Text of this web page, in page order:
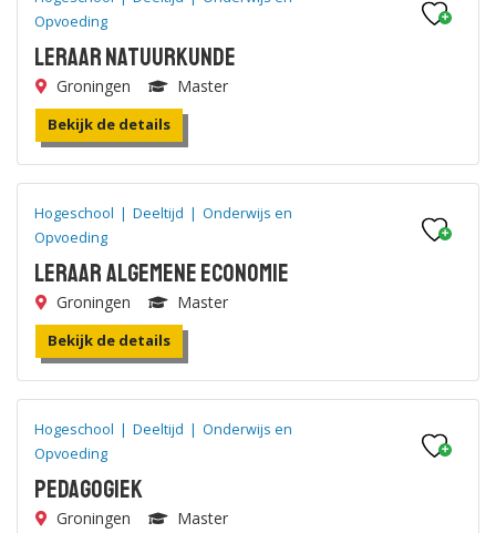
Opvoeding
Leraar Natuurkunde
Groningen Master
Bekijk de details
Hogeschool | Deeltijd | Onderwijs en
Opvoeding
Leraar Algemene Economie
Groningen Master
Bekijk de details
Hogeschool | Deeltijd | Onderwijs en
Opvoeding
Pedagogiek
Groningen Master